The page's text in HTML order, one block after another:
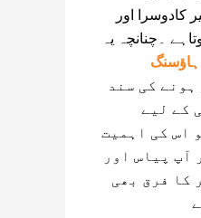
کادوسرا اور
۔چنانچہ یہ
ہاﺅسنگ
کی سند
کے لیے
اس کی اہمیت
آپ پیاس اور
کا فرق بھی